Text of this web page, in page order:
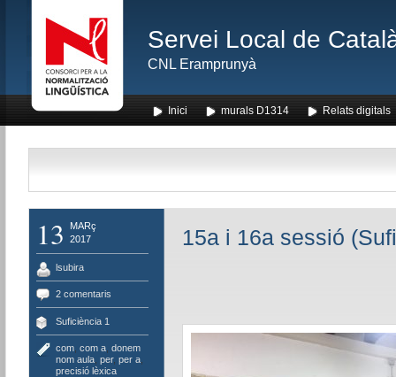
Servei Local de
CNL Eramprunyà
Inici murals D1314 Relats digitals
13
MARç
2017
lsubira
2 comentaris
Suficiència 1
com, com a, donem
nom aula, per, per a,
precisió lèxica
15a i 16a sessió